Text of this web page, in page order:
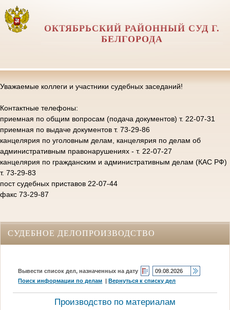
ОКТЯБРЬСКИЙ РАЙОННЫЙ СУД Г.
БЕЛГОРОДА
Уважаемые коллеги и участники судебных заседаний!
Контактные телефоны:
приемная по общим вопросам (подача документов) т. 22-07-31
приемная по выдаче документов т. 73-29-86
канцелярия по уголовным делам, канцелярия по делам об
административным правонарушениях - т. 22-07-27
канцелярия по гражданским и административным делам (КАС РФ)
т. 73-29-83
пост судебных приставов 22-07-44
факс 73-29-87
СУДЕБНОЕ ДЕЛОПРОИЗВОДСТВО
Вывести список дел, назначенных на дату
Поиск информации по делам |Вернуться к списку дел
Производство по материалам